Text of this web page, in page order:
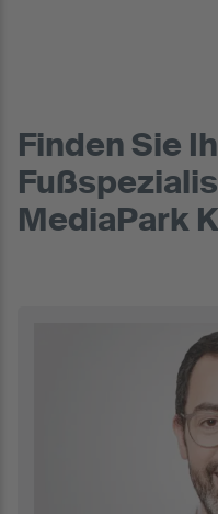
Finden Sie
MediaPark